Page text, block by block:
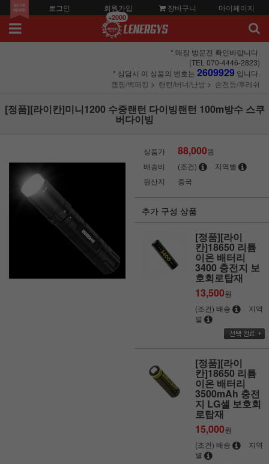
로그인 회원가입
+2000
장바구니 마이페이지
* 매장 방문전 확인바랍니다.
(TEL 070-4446-2823)
* 상담시 이 상품의 번호는 2609929 입니다.
캠핑/백패킹
랜턴/버너/난방 손전등/후레쉬
[정품][라이칸]미니1200 수중랜턴 다이빙랜턴 100m방수 스쿠
버다이빙
상품가 88,000원
배송비
(조건)
지역별
원산지
중국
추가 구성 상품
[정품][라이
칸]18650 리튬
이온 배터리
3400 충전지 보
호회로탑재
13,500원
(조건) 배송
지역
별
[정품][라이
칸]18650 리튬
이온 배터리
3500mAh 충전
지 LG셀 보호회
로탑재
15,000원
(조건) 배송
지역
별